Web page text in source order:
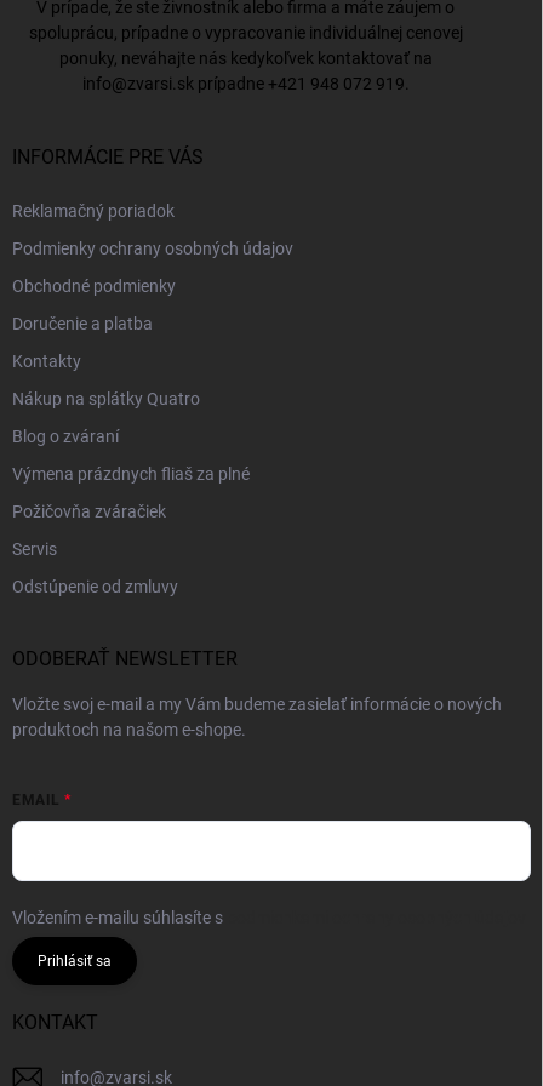
V prípade, že ste živnostník alebo firma a máte záujem o
spoluprácu, prípadne o vypracovanie individuálnej cenovej
ponuky, neváhajte nás kedykoľvek kontaktovať na
info@zvarsi.sk prípadne +421 948 072 919
INFORMÁCIE PRE VÁS
Reklamačný poriadok
Podmienky ochrany osobných údajov
Obchodné podmienky
Doručenie a platba
Kontakty
Nákup na splátky Quatro
Blog o zváraní
Výmena prázdnych fliaš za plné
Požičovňa zváračiek
Servis
Odstúpenie od zmluvy
ODOBERAŤ NEWSLETTER
Vložte svoj e-mail a my Vám budeme zasielať informácie o nových
produktoch na našom e-shope.
EMAIL
Vložením e-mailu súhlasíte s
Prihlásiť sa
KONTAKT
info@zvarsi.sk